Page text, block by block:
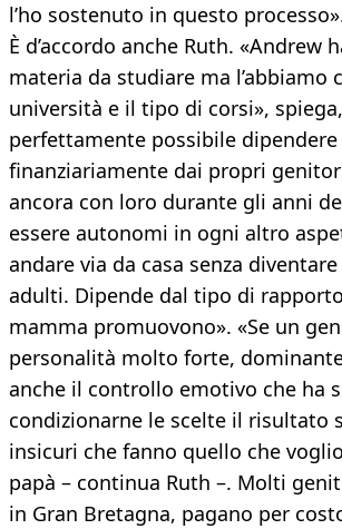
l’ho sostenuto in questo
È d’accordo anche Ruth. «Andrew
materia da studiare ma l’abbiamo
università e il tipo di corsi»,
perfettamente possibile dipendere
finanziariamente dai propri
ancora con loro durante gli anni
essere autonomi in ogni altro
andare via da casa senza
adulti. Dipende dal tipo di
mamma promuovono». «Se un
personalità molto forte,
anche il controllo emotivo che ha
condizionarne le scelte il risultato
insicuri che fanno quello che
papà – continua Ruth –. Molti
in Gran Bretagna, pagano per